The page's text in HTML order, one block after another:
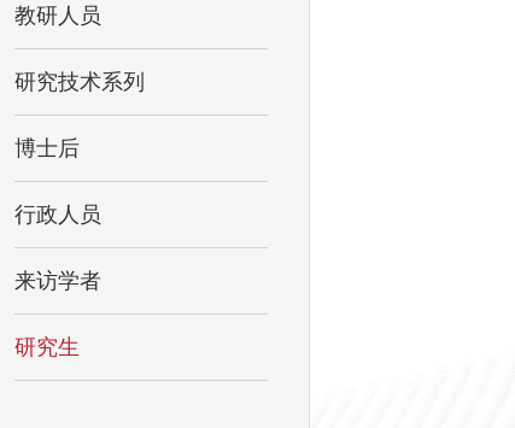
教研人员
研究技术系列
博士后
行政人员
来访学者
研究生